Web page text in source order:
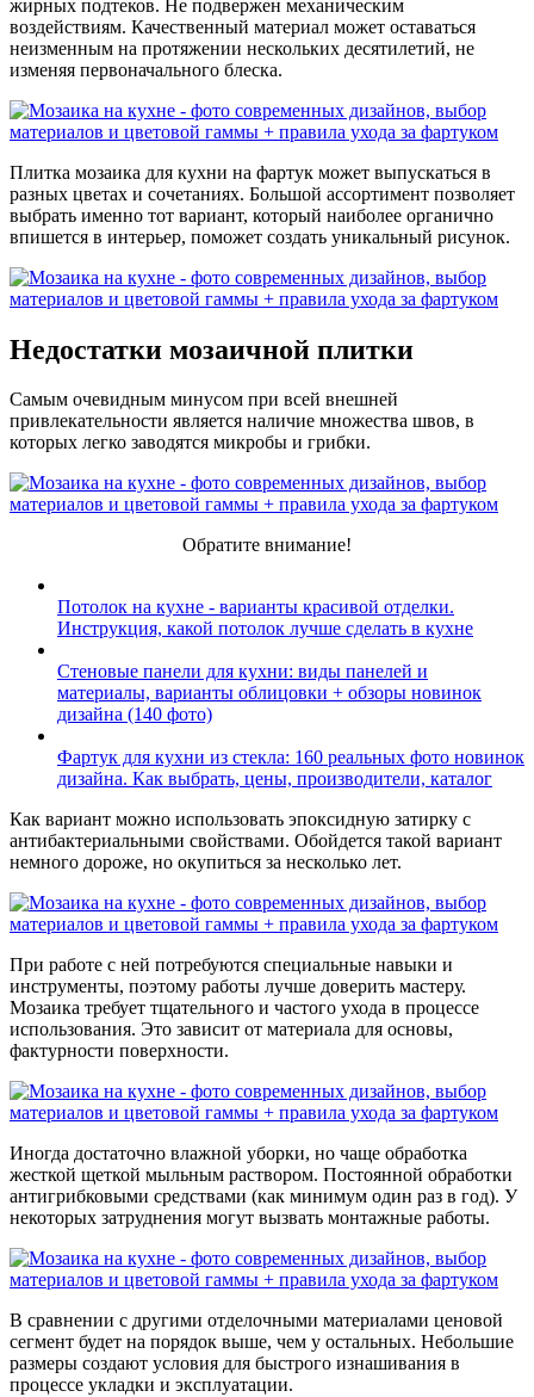
жирных подтеков. Не подвержен механическим
воздействиям. Качественный материал может оставаться
неизменным на протяжении нескольких десятилетий, не
изменяя первоначального блеска.
Плитка мозаика для кухни на фартук может выпускаться в
разных цветах и сочетаниях. Большой ассортимент позволяет
выбрать именно тот вариант, который наиболее органично
впишется в интерьер, поможет создать уникальный рисунок.
Недостатки мозаичной плитки
Самым очевидным минусом при всей внешней
привлекательности является наличие множества швов, в
которых легко заводятся микробы и грибки.
Обратите внимание!
Потолок на кухне - варианты красивой отделки.
Инструкция, какой потолок лучше сделать в кухне
Стеновые панели для кухни: виды панелей и
материалы, варианты облицовки + обзоры новинок
дизайна (140 фото)
Фартук для кухни из стекла: 160 реальных фото новинок
дизайна. Как выбрать, цены, производители, каталог
Как вариант можно использовать эпоксидную затирку с
антибактериальными свойствами. Обойдется такой вариант
немного дороже, но окупиться за несколько лет.
При работе с ней потребуются специальные навыки и
инструменты, поэтому работы лучше доверить мастеру.
Мозаика требует тщательного и частого ухода в процессе
использования. Это зависит от материала для основы,
фактурности поверхности.
Иногда достаточно влажной уборки, но чаще обработка
жесткой щеткой мыльным раствором. Постоянной обработки
антигрибковыми средствами (как минимум один раз в год). У
некоторых затруднения могут вызвать монтажные работы.
В сравнении с другими отделочными материалами ценовой
сегмент будет на порядок выше, чем у остальных. Небольшие
размеры создают условия для быстрого изнашивания в
процессе укладки и эксплуатации.